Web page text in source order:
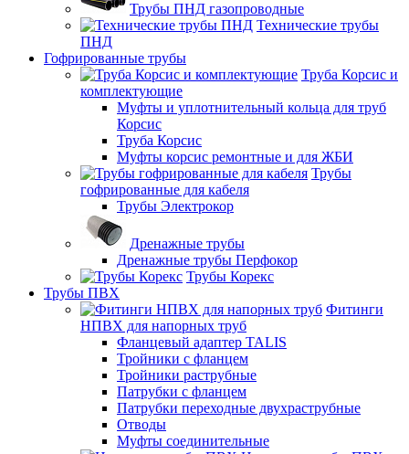
Трубы ПНД газопроводные
Технические трубы
ПНД
Гофрированные трубы
Труба Корсис и
комплектующие
Муфты и уплотнительный кольца для труб
Корсис
Труба Корсис
Муфты корсис ремонтные и для ЖБИ
Трубы
гофрированные для кабеля
Трубы Электрокор
Дренажные трубы
Дренажные трубы Перфокор
Трубы Корекс
Трубы ПВХ
Фитинги
НПВХ для напорных труб
Фланцевый адаптер TALIS
Тройники с фланцем
Тройники раструбные
Патрубки с фланцем
Патрубки переходные двухраструбные
Отводы
Муфты соединительные